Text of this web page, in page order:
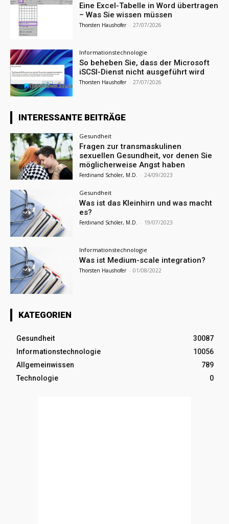
Eine Excel-Tabelle in Word übertragen
– Was Sie wissen müssen
Thorsten Haushofer - 27/07/2026
Informationstechnologie
So beheben Sie, dass der Microsoft
iSCSI-Dienst nicht ausgeführt wird
Thorsten Haushofer - 27/07/2026
INTERESSANTE BEITRÄGE
Gesundheit
Fragen zur transmaskulinen
sexuellen Gesundheit, vor denen Sie
möglicherweise Angst haben
Ferdinand Schöler, M.D. - 24/09/2023
Gesundheit
Was ist das Kleinhirn und was macht
es?
Ferdinand Schöler, M.D. - 19/07/2023
Informationstechnologie
Was ist Medium-scale integration?
Thorsten Haushofer - 01/08/2022
KATEGORIEN
Gesundheit
30087
Informationstechnologie
10056
Allgemeinwissen
789
Technologie
0